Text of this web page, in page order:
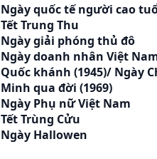
Ngày quốc tế người cao
Tết Trung Thu
Ngày giải phóng thủ đô
Ngày doanh nhân Việt
Quốc khánh (1945)/ Ngày
Minh qua đời (1969)
Ngày Phụ nữ Việt Nam
Tết Trùng Cửu
Ngày Hallowen